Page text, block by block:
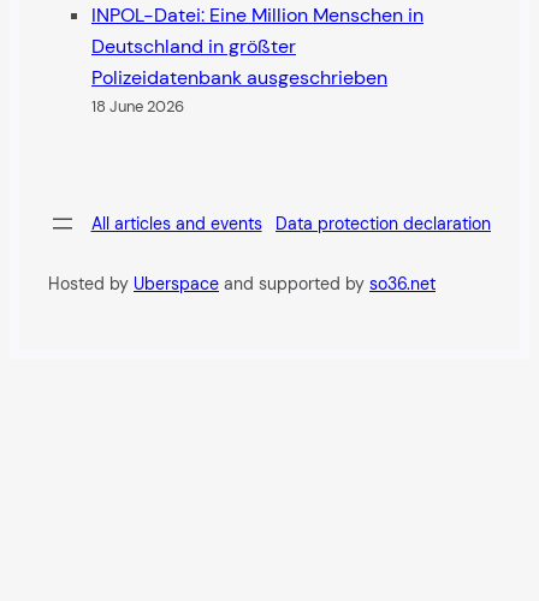
INPOL-Datei: Eine Million Menschen in
Deutschland in größter
Polizeidatenbank ausgeschrieben
18 June 2026
All articles and events Data protection declaration
Hosted by Uberspace and supported by so36.net